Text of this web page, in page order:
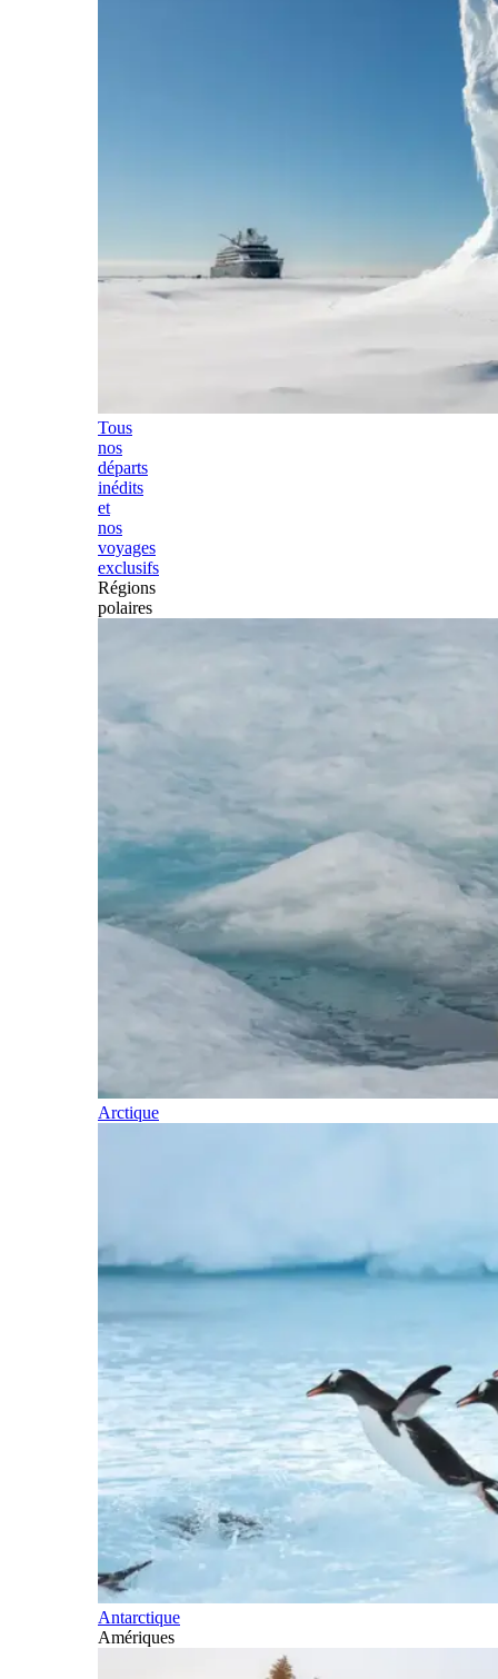
Tous
nos
départs
inédits
et
nos
voyages
exclusifs
Régions
polaires
Arctique
Antarctique
Amériques